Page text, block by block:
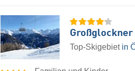
Top-Skigebiet in